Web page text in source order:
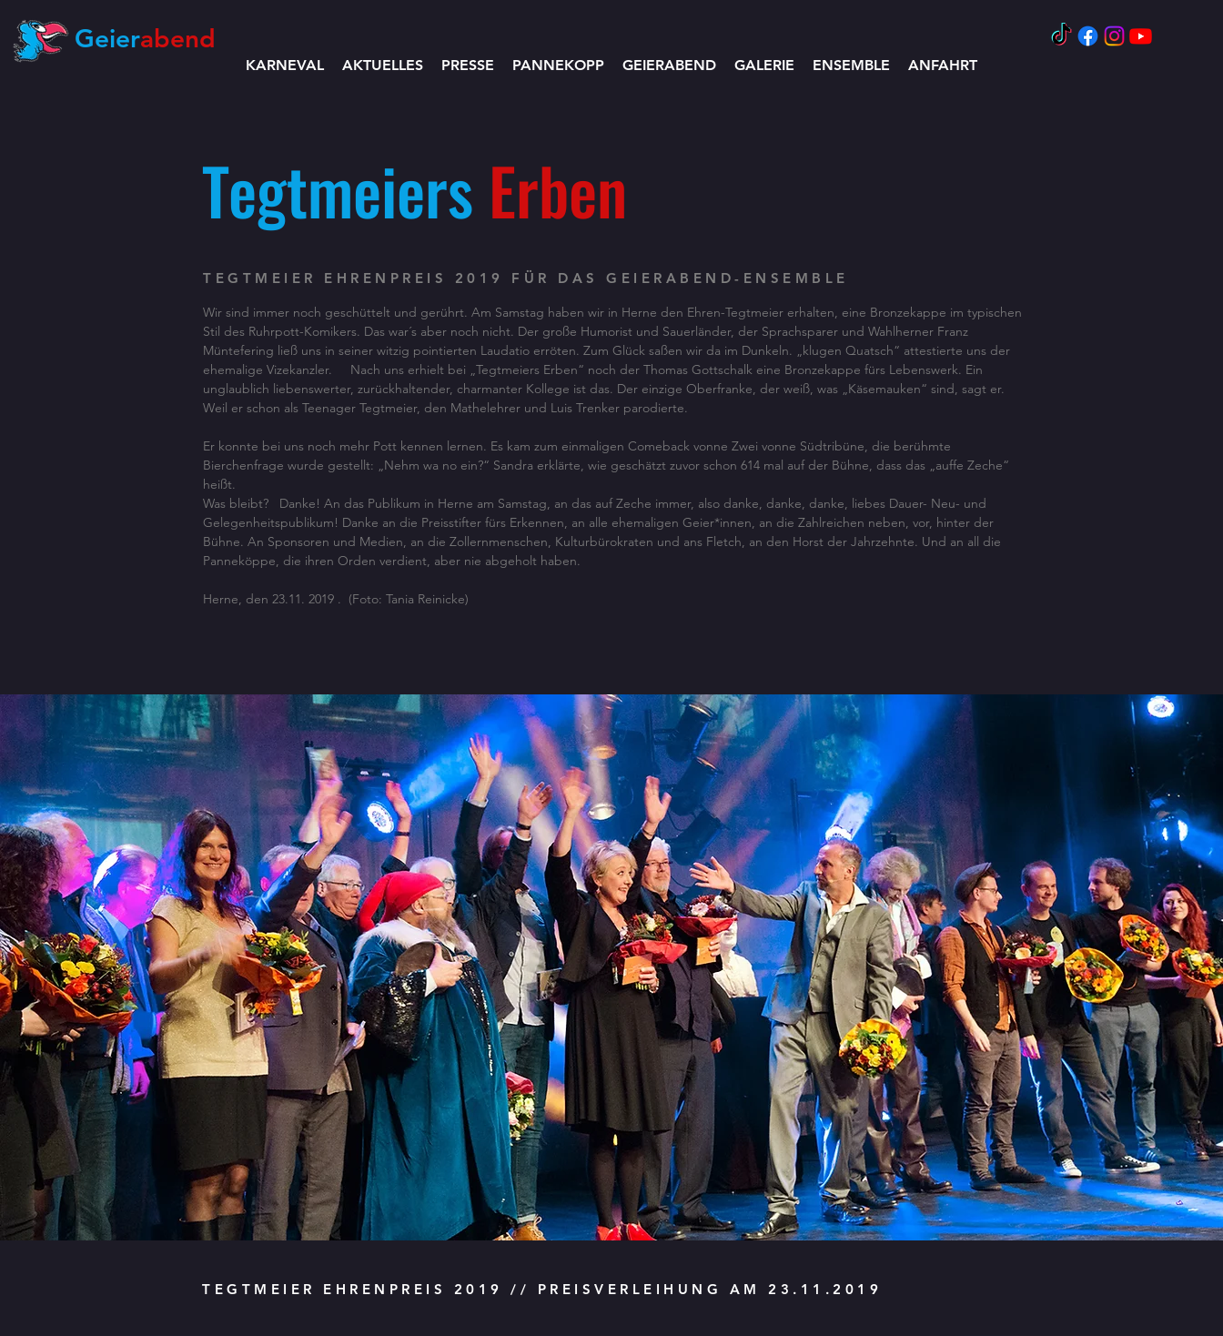
Geierabend
KARNEVAL AKTUELLES PRESSE PANNEKOPP GEIERABEND GALERIE ENSEMBLE ANFAHRT
Tegtmeiers Erben
TEGTMEIER EHRENPREIS 2019 FÜR DAS GEIERABEND-ENSEMBLE
Wir sind immer noch geschüttelt und gerührt. Am Samstag haben wir in Herne den Ehren-Tegtmeier erhalten, eine Bronzekappe im typischen
Stil des Ruhrpott-Komikers. Das war´s aber noch nicht. Der große Humorist und Sauerländer, der Sprachsparer und Wahlherner Franz
Müntefering ließ uns in seiner witzig pointierten Laudatio erröten. Zum Glück saßen wir da im Dunkeln. „klugen Quatsch“ attestierte uns der
ehemalige Vizekanzler. Nach uns erhielt bei „Tegtmeiers Erben“ noch der Thomas Gottschalk eine Bronzekappe fürs Lebenswerk. Ein
unglaublich liebenswerter, zurückhaltender, charmanter Kollege ist das. Der einzige Oberfranke, der weiß, was „Käsemauken“ sind, sagt er.
Weil er schon als Teenager Tegtmeier, den Mathelehrer und Luis Trenker parodierte.
Er konnte bei uns noch mehr Pott kennen lernen. Es kam zum einmaligen Comeback vonne Zwei vonne Südtribüne, die berühmte
Bierchenfrage wurde gestellt: „Nehm wa no ein?“ Sandra erklärte, wie geschätzt zuvor schon 614 mal auf der Bühne, dass das „auffe Zeche“
heißt.
Was bleibt? Danke! An das Publikum in Herne am Samstag, an das auf Zeche immer, also danke, danke, danke, liebes Dauer- Neu- und
Gelegenheitspublikum! Danke an die Preisstifter fürs Erkennen, an alle ehemaligen Geier*innen, an die Zahlreichen neben, vor, hinter der
Bühne. An Sponsoren und Medien, an die Zollernmenschen, Kulturbürokraten und ans Fletch, an den Horst der Jahrzehnte. Und an all die
Panneköppe, die ihren Orden verdient, aber nie abgeholt haben.
Herne, den 23.11. 2019 . (Foto: Tania Reinicke)
TEGTMEIER EHRENPREIS 2019 // PREISVERLEIHUNG AM 23.11.2019